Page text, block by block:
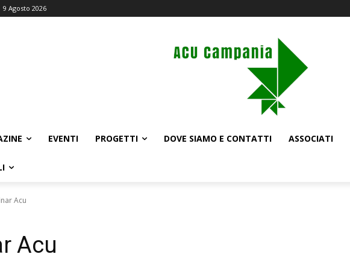
9 Agosto 2026
EVENTI PROGETTI DOVE SIAMO E CONTATTI ASSOCIATI
Acu
Acu